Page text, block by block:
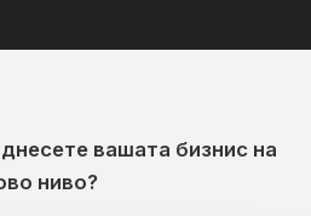
вашата бизнис на
ниво?